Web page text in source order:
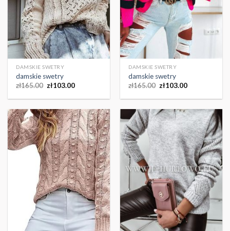
DAMSKIE SWETRY
damskie swetry
zł165.00 zł103.00
DAMSKIE SWETRY
damskie swetry
zł165.00 zł103.00